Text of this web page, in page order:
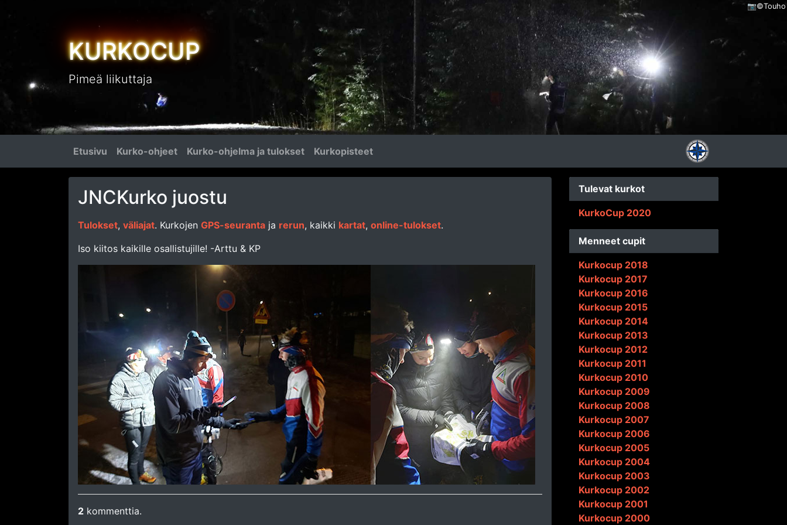
📷©Touho
KURKOCUP
Pimeä liikuttaja
Etusivu Kurko-ohjeet Kurko-ohjelma ja tulokset Kurkopisteet
JNCKurko juostu
Tulokset, väliajat. Kurkojen GPS-seuranta ja rerun, kaikki kartat, online-tulokset.
Iso kiitos kaikille osallistujille! -Arttu & KP
2 kommenttia.
Tulevat kurkot
KurkoCup 2020
Menneet cupit
Kurkocup 2018
Kurkocup 2017
Kurkocup 2016
Kurkocup 2015
Kurkocup 2014
Kurkocup 2013
Kurkocup 2012
Kurkocup 2011
Kurkocup 2010
Kurkocup 2009
Kurkocup 2008
Kurkocup 2007
Kurkocup 2006
Kurkocup 2005
Kurkocup 2004
Kurkocup 2003
Kurkocup 2002
Kurkocup 2001
Kurkocup 2000